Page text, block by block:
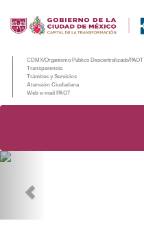
CDMX/Organismo Público Descentralizado/PAOT
Transparencia
Trámites y Servicios
Atención Ciudadana
Web e-mail PAOT